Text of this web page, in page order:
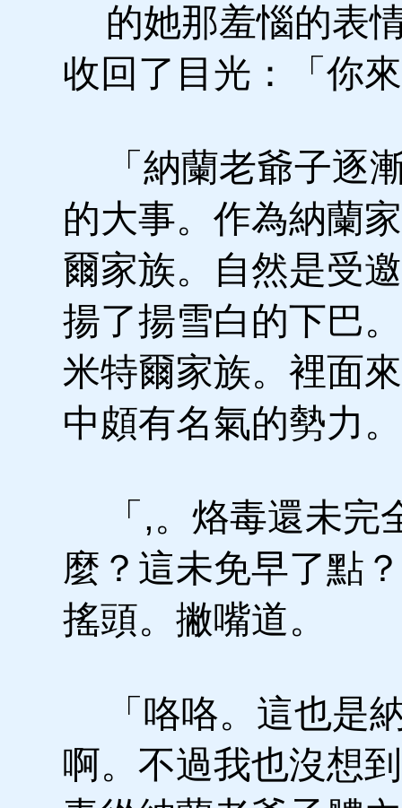
的她那羞惱的表
收回了目光：「你
「納蘭老爺子逐
的大事。作為納蘭
爾家族。自然是受
揚了揚雪白的下巴
米特爾家族。裡面
中頗有名氣的勢力
「,。烙毒還未完
麼？這未免早了點
搖頭。撇嘴道。
「咯咯。這也是
啊。不過我也沒想